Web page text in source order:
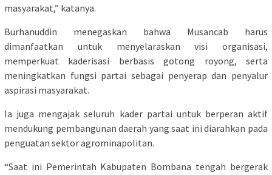
masyarakat,” katanya.
Burhanuddin menegaskan bahwa Musancab harus
dimanfaatkan untuk menyelaraskan visi organisasi,
memperkuat kaderisasi berbasis gotong royong, serta
meningkatkan fungsi partai sebagai penyerap dan penyalur
aspirasi masyarakat.
Ia juga mengajak seluruh kader partai untuk berperan aktif
mendukung pembangunan daerah yang saat ini diarahkan pada
penguatan sektor agrominapolitan.
“Saat ini Pemerintah Kabupaten Bombana tengah bergerak